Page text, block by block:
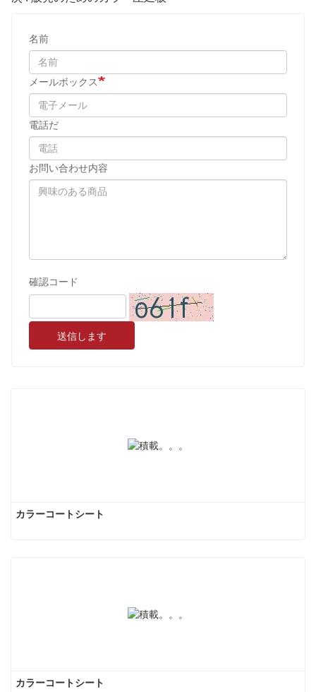
名前
メールボックス
電話だ
お問い合わせ内容
確認コード
送信します
カラーコートシート
カラーコートシート